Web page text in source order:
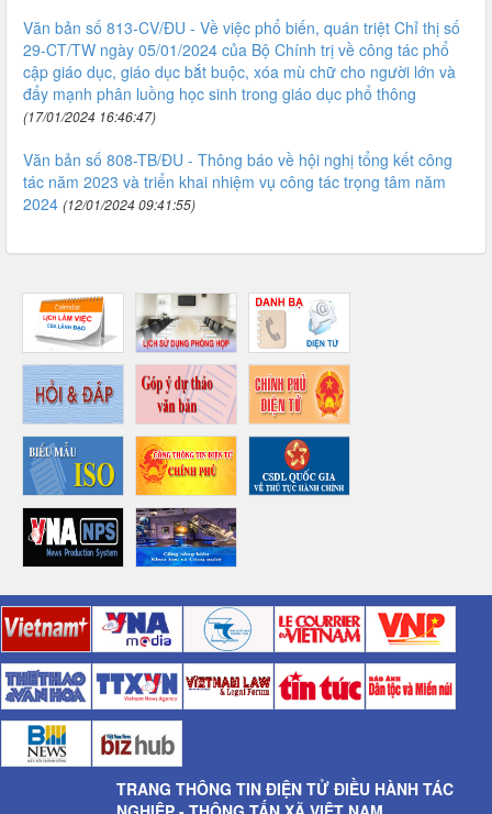
Văn bản số 813-CV/ĐU - Về việc phổ biến, quán triệt Chỉ thị số
29-CT/TW ngày 05/01/2024 của Bộ Chính trị về công tác phổ
cập giáo dục, giáo dục bắt buộc, xóa mù chữ cho người lớn và
đẩy mạnh phân luồng học sinh trong giáo dục phổ thông
(17/01/2024 16:46:47)
Văn bản số 808-TB/ĐU - Thông báo về hội nghị tổng kết công
tác năm 2023 và triển khai nhiệm vụ công tác trọng tâm năm
2024 (12/01/2024 09:41:55)
TRANG THÔNG TIN ĐIỆN TỬ ĐIỀU HÀNH TÁC